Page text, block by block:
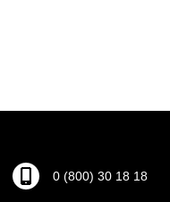
0 (800) 30 18 18